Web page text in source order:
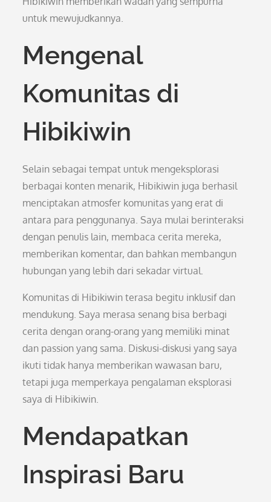
untuk mewujudkannya.
Mengenal
Komunitas di
Hibikiwin
Selain sebagai tempat untuk mengeksplorasi
berbagai konten menarik, Hibikiwin juga berhasil
menciptakan atmosfer komunitas yang erat di
antara para penggunanya. Saya mulai berinteraksi
dengan penulis lain, membaca cerita mereka,
memberikan komentar, dan bahkan membangun
hubungan yang lebih dari sekadar virtual.
Komunitas di Hibikiwin terasa begitu inklusif dan
mendukung. Saya merasa senang bisa berbagi
cerita dengan orang-orang yang memiliki minat
dan passion yang sama. Diskusi-diskusi yang saya
ikuti tidak hanya memberikan wawasan baru,
tetapi juga memperkaya pengalaman eksplorasi
saya di Hibikiwin.
Mendapatkan
Inspirasi Baru